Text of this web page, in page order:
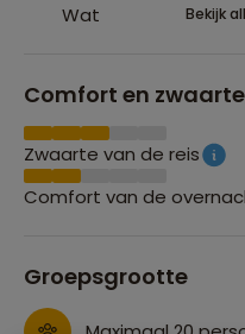
Wat
Bekijk
Comfort en
Zwaarte van de reis
Comfort van de
Groepsgrootte